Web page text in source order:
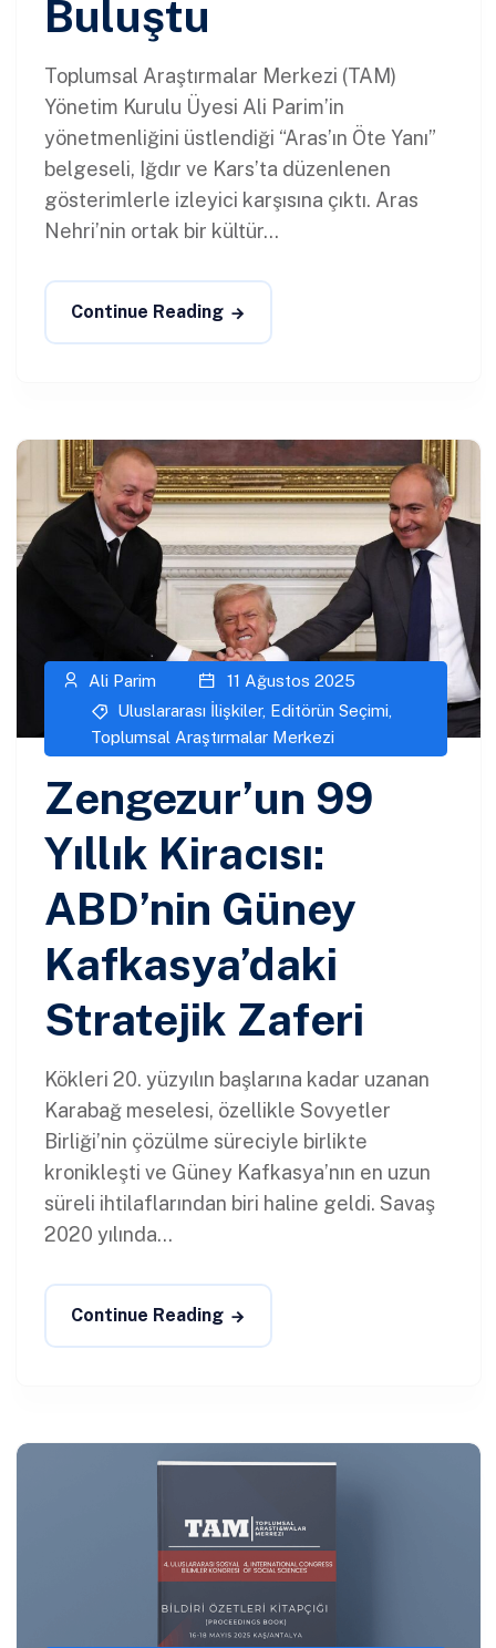
Buluştu
Toplumsal Araştırmalar Merkezi (TAM)
Yönetim Kurulu Üyesi Ali Parim’in
yönetmenliğini üstlendiği “Aras’ın Öte Yanı”
belgeseli, Iğdır ve Kars’ta düzenlenen
gösterimlerle izleyici karşısına çıktı. Aras
Nehri’nin ortak bir kültür...
Continue Reading
Ali Parim
11 Ağustos 2025
Uluslararası İlişkiler, Editörün Seçimi,
Toplumsal Araştırmalar Merkezi
Zengezur’un 99
Yıllık Kiracısı:
ABD’nin Güney
Kafkasya’daki
Stratejik Zaferi
Kökleri 20. yüzyılın başlarına kadar uzanan
Karabağ meselesi, özellikle Sovyetler
Birliği’nin çözülme süreciyle birlikte
kronikleşti ve Güney Kafkasya’nın en uzun
süreli ihtilaflarından biri haline geldi. Savaş
2020 yılında...
Continue Reading